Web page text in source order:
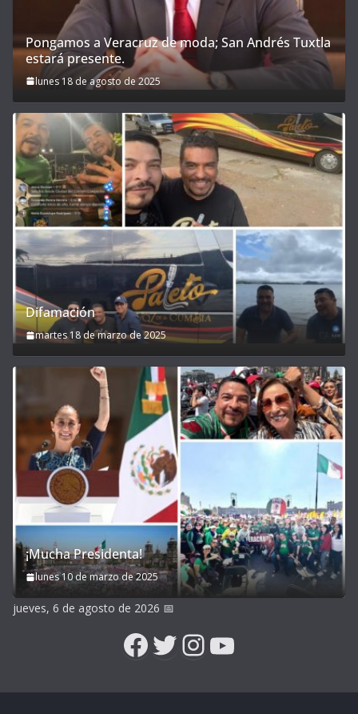
Pongamos a Veracruz de moda; San Andrés Tuxtla
estará presente.
lunes 18 de agosto de 2025
Difamación
martes 18 de marzo de 2025
¡Mucha Presidenta!
lunes 10 de marzo de 2025
jueves, 6 de agosto de 2026 📅
Facebook
Twitter
Instagram
YouTube